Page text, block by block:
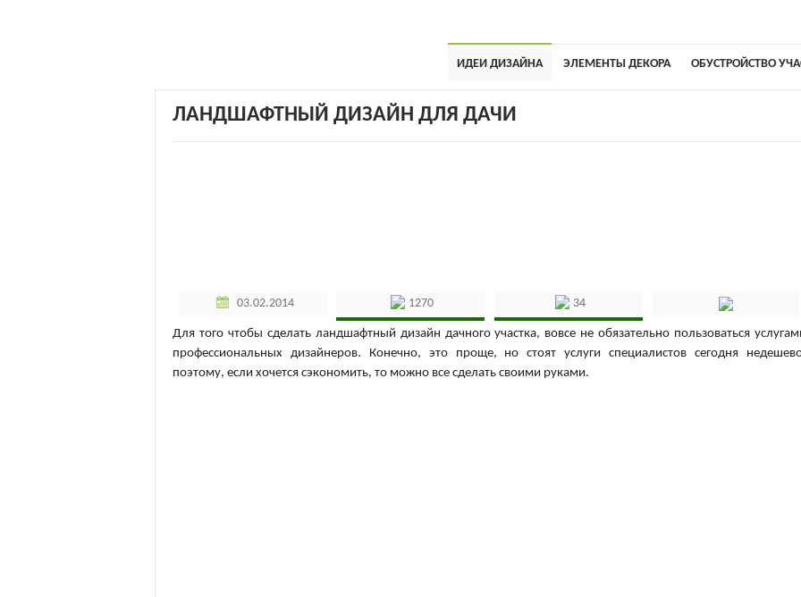
ИДЕИ ДИЗАЙНА ЭЛЕМЕНТЫ ДЕКОРА ОБУСТРОЙСТВО
ЛАНДШАФТНЫЙ ДИЗАЙН ДЛЯ ДАЧИ
03.02.2014 1270 34
Для того чтобы сделать ландшафтный дизайн дачного участка, вовсе не обязательно пользоваться
профессиональных дизайнеров. Конечно, это проще, но стоят услуги специалистов сегодня
поэтому, если хочется сэкономить, то можно все сделать своими руками.